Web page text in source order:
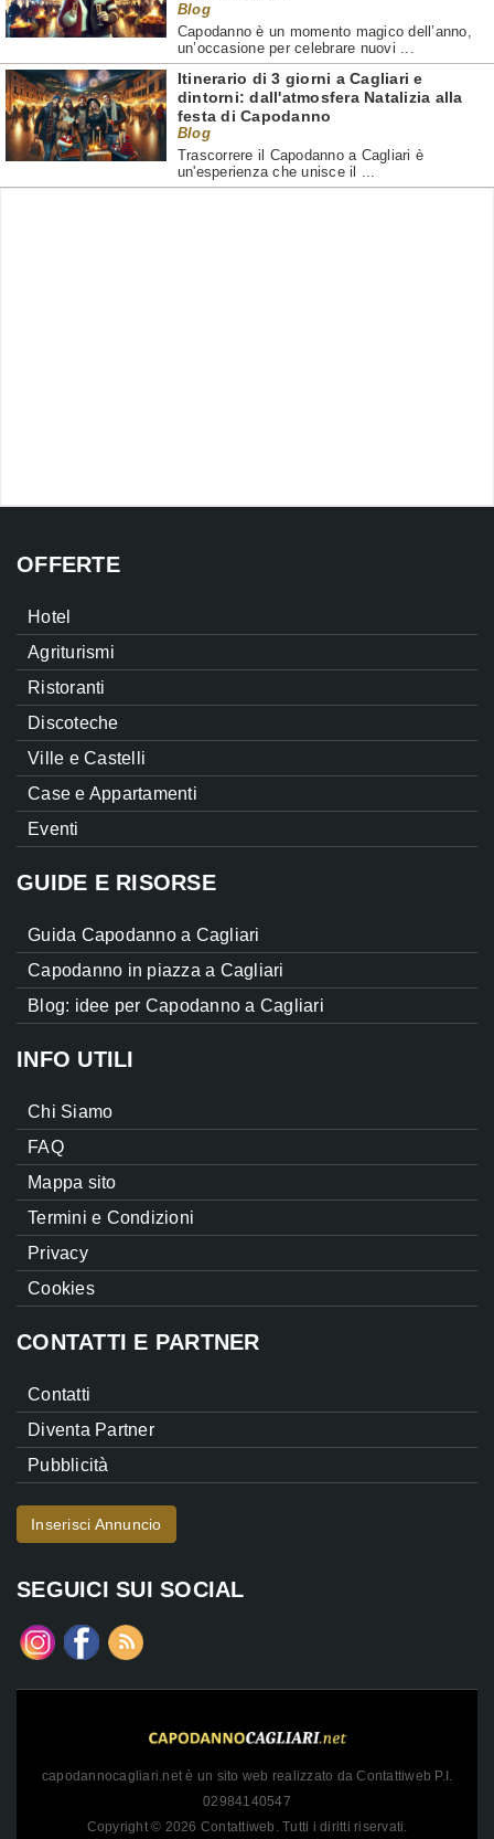
Blog
Capodanno è un momento magico dell’anno,
un’occasione per celebrare nuovi ...
Itinerario di 3 giorni a Cagliari e
dintorni: dall'atmosfera Natalizia alla
festa di Capodanno
Blog
Trascorrere il Capodanno a Cagliari è
un'esperienza che unisce il ...
OFFERTE
Hotel
Agriturismi
Ristoranti
Discoteche
Ville e Castelli
Case e Appartamenti
Eventi
GUIDE E RISORSE
Guida Capodanno a Cagliari
Capodanno in piazza a Cagliari
Blog: idee per Capodanno a Cagliari
INFO UTILI
Chi Siamo
FAQ
Mappa sito
Termini e Condizioni
Privacy
Cookies
CONTATTI E PARTNER
Contatti
Diventa Partner
Pubblicità
Inserisci Annuncio
SEGUICI SUI SOCIAL
capodannocagliari.net è un sito web realizzato da Contattiweb P.I.
02984140547
Copyright © 2026 Contattiweb. Tutti i diritti riservati.